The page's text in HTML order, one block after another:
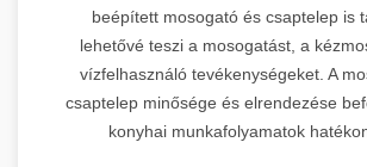
beépített mosogató és csaptelep is
lehetővé teszi a mosogatást, a
vízfelhasználó tevékenységeket. A
csaptelep minősége és elrendezése
konyhai munkafolyamatok